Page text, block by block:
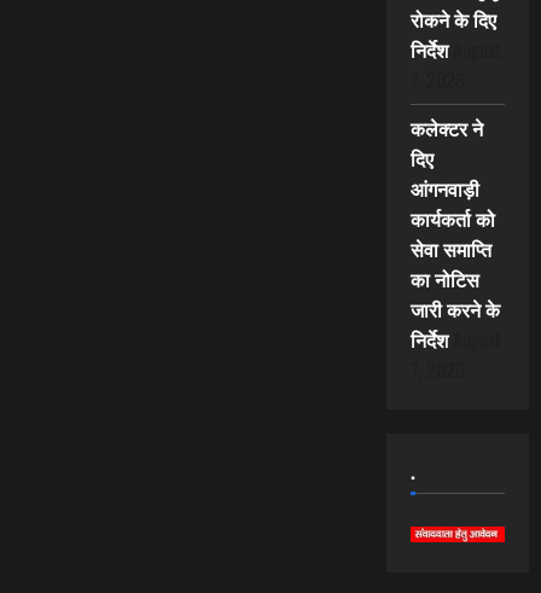
रोकने के दिए
निर्देश
कलेक्टर ने
दिए
आंगनवाड़ी
कार्यकर्ता को
सेवा समाप्ति
का नोटिस
जारी करने के
निर्देश
.